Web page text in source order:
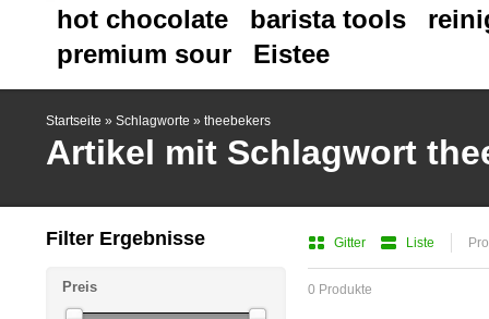
hot chocolate
barista tools
premium sour
Eistee
Startseite » Schlagworte » theebekers
Artikel mit Schlagwort
Gitter Liste
0 Produkte
Filter Ergebnisse
Preis